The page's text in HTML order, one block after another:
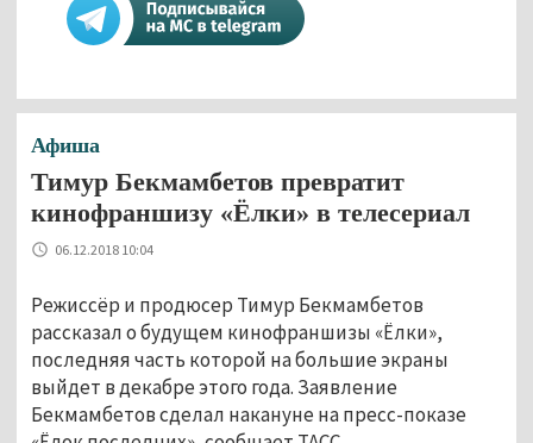
Афиша
Тимур Бекмамбетов превратит
кинофраншизу «Ёлки» в телесериал
06.12.2018 10:04
Режиссёр и продюсер Тимур Бекмамбетов
рассказал о будущем кинофраншизы «Ёлки»,
последняя часть которой на большие экраны
выйдет в декабре этого года. Заявление
Бекмамбетов сделал накануне на пресс-показе